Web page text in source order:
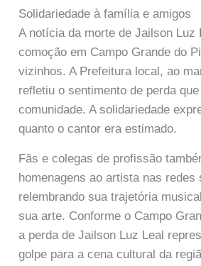
Solidariedade à família e amigos
A notícia da morte de Jailson Luz
comoção em Campo Grande do
vizinhos. A Prefeitura local, ao
refletiu o sentimento de perda
comunidade. A solidariedade
quanto o cantor era estimado.
Fãs e colegas de profissão
homenagens ao artista nas redes
relembrando sua trajetória
sua arte. Conforme o Campo
a perda de Jailson Luz Leal
golpe para a cena cultural da